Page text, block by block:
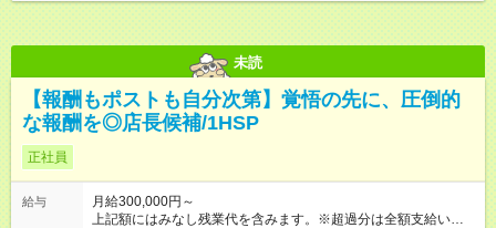
未読
【報酬もポストも自分次第】覚悟の先に、圧倒的
な報酬を◎店長候補/1HSP
正社員
給与
月給300,000円～
上記額にはみなし残業代を含みます。※超過分は全額支給いたし